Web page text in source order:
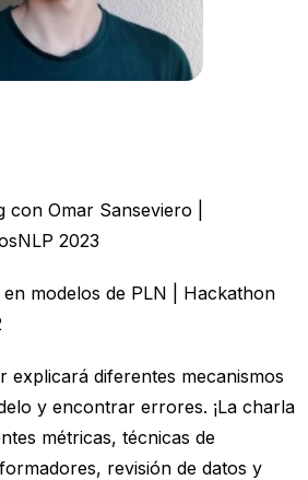
Omar Sanseviero |
2023
modelos de PLN | Hackathon
explicará diferentes mecanismos
y encontrar errores. ¡La charla
métricas, técnicas de
revisión de datos y